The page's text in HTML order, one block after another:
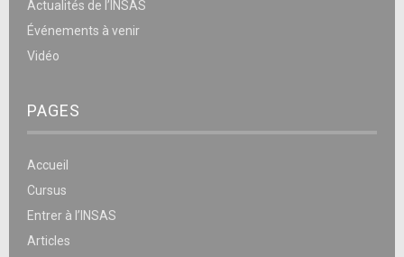
Actualités de l’INSAS
Événements à venir
Vidéo
PAGES
Accueil
Cursus
Entrer à l’INSAS
Articles